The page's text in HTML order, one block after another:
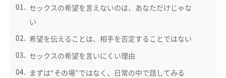
セックスの希望を言えないのは、あなただけじゃな
い
希望を伝えることは、相手を否定することではない
セックスの希望を言いにくい理由
まずは“その場”ではなく、日常の中で話してみる